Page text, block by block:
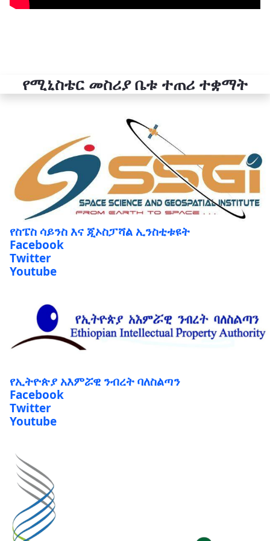
የሚኒስቴር መስሪያ ቤቱ ተጠሪ ተቋማት
የስፔስ ሳይንስ እና ጂኦስፓሻል ኢንስቲቱዩት
Facebook
Twitter
Youtube
የኢትዮጵያ አእምሯዊ ንብረት ባለስልጣን
Facebook
Twitter
Youtube